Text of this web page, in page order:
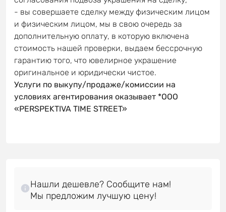
- вы совершаете сделку между физическим лицом
и физическим лицом, мы в свою очередь за
дополнительную оплату, в которую включена
стоимость нашей проверки, выдаем бессрочную
гарантию того, что ювелирное украшение
оригинальное и юридически чистое.
Услуги по выкупу/продаже/комиссии на
условиях агентирования оказывает *OOO
«PERSPEKTIVA TIME STREET»
Нашли дешевле? Сообщите нам!